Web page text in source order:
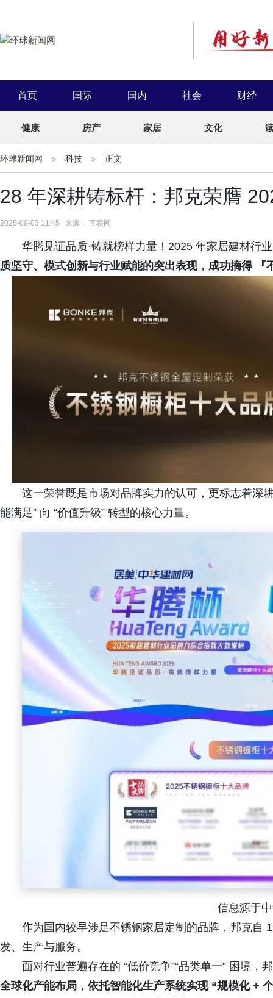
首页 国际 国内 社会 财经
健康 房产 家居 文化
环球新闻网 科技 正文
28 年深耕铸标杆：邦克荣膺
2025-09-03 11:45 来源： 互联网
华腾见证品质·铸就榜样力量！2025 年家居建材行
质坚守、模式创新与行业赋能的突出表现，成功摘得 『
这一荣誉既是市场对品牌实力的认可，更标志着深
能满足” 向 “价值升级” 转型的核心力量。
信息源于
作为国内较早涉足不锈钢家居定制的品牌，邦克自
发、生产与服务。
面对行业普遍存在的 “低价竞争”“品类单一” 困境，
全球化产能布局，依托智能化生产系统实现 “规模化 +